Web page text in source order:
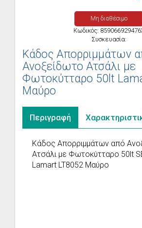
Μη διαθέσιμο
Κωδικός:
Συσκευασία:
Κάδος Απορριμμάτων
Ανοξείδωτο Ατσάλι με
Φωτοκύτταρο 50lt
Μαύρο
Περιγραφή
Κάδος Απορριμμάτων από
Ατσάλι με Φωτοκύτταρο 50lt
Lamart LT8052 Μαύρο